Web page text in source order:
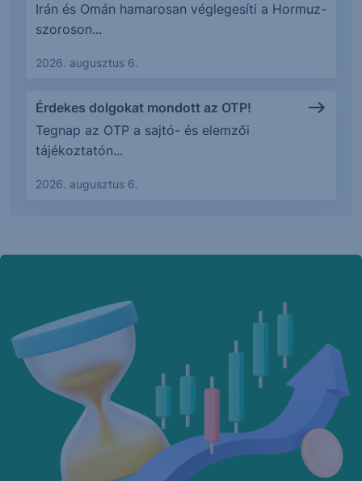
Irán és Omán hamarosan véglegesíti a Hormuz-
szoroson...
2026. augusztus 6.
Érdekes dolgokat mondott az OTP!
Tegnap az OTP a sajtó- és elemzői
tájékoztatón...
2026. augusztus 6.